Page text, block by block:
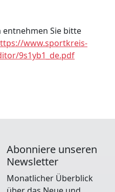
Sie bitte
www.sportkreis-
9s1yb1_de.pdf
Abonniere unseren
Newsletter
Monatlicher Überblick